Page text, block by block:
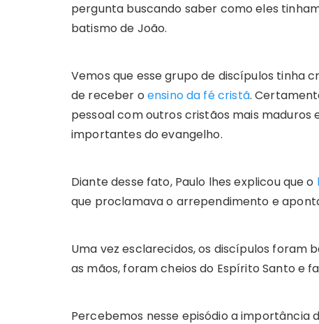
pergunta buscando saber como eles
batismo de João.
Vemos que esse grupo de discípulos tinha
de receber o ensino da fé cristã.
pessoal com outros cristãos mais
importantes do evangelho.
Diante desse fato, Paulo lhes explicou que o
que proclamava o arrependimento e
Uma vez esclarecidos, os discípulos foram
as mãos, foram cheios do Espírito Santo e
Percebemos nesse episódio a